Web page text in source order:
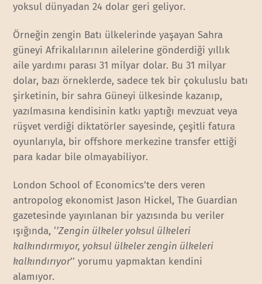
yoksul dünyadan 24 dolar geri geliyor.
Örneğin zengin Batı ülkelerinde yaşayan Sahra
güneyi Afrikalılarının ailelerine gönderdiği yıllık
aile yardımı parası 31 milyar dolar. Bu 31 milyar
dolar, bazı örneklerde, sadece tek bir çokuluslu batı
şirketinin, bir sahra Güneyi ülkesinde kazanıp,
yazılmasına kendisinin katkı yaptığı mevzuat veya
rüşvet verdiği diktatörler sayesinde, çeşitli fatura
oyunlarıyla, bir offshore merkezine transfer ettiği
para kadar bile olmayabiliyor.
London School of Economics’te ders veren
antropolog ekonomist Jason Hickel, The Guardian
gazetesinde yayınlanan bir yazısında bu veriler
ışığında, ‘’Zengin ülkeler yoksul ülkeleri
kalkındırmıyor, yoksul ülkeler zengin ülkeleri
kalkındırıyor’’ yorumu yapmaktan kendini
alamıyor.